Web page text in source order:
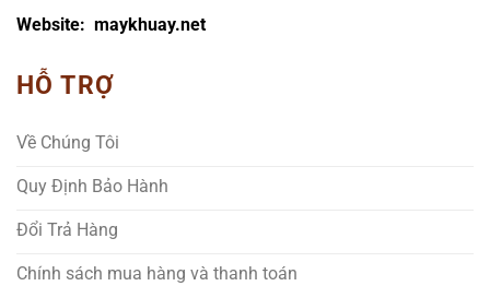
Website: maykhuay.net
HỖ TRỢ
Về Chúng Tôi
Quy Định Bảo Hành
Đổi Trả Hàng
Chính sách mua hàng và thanh toán